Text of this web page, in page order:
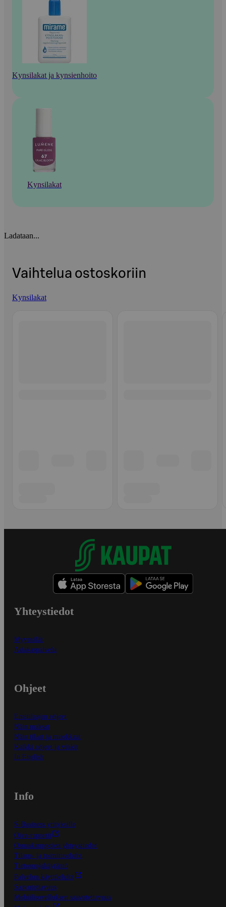
Kynsilakat ja kynsienhoito
Kynsilakat
Ladataan...
Vaihtelua ostoskoriin
Kynsilakat
Yhteystiedot
Myymälät
Asiakaspalvelu
Ohjeet
Ensitilaajan ohjeet
Näin maksat
Näin tilaat ja muokkaat
Kaikki ohjeet ja vinkit
In English
Info
S-Business yrityksille
Oiva-raportit
Osuuskauppojen yhteystiedot
Tilaus- ja toimitusehdot
Tietosuojakäytäntö
Palvelun käyttöehdot
Saavutettavuus
Mobiilisovelluksen saavutettavuus